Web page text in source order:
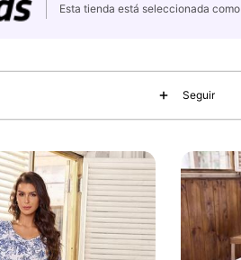
32K
Esta tienda está seleccionada como
Seguir